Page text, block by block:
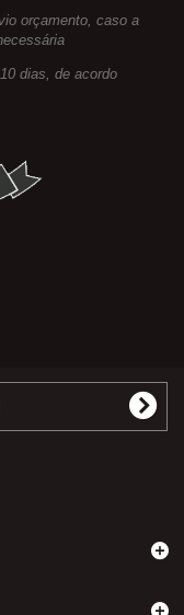
orçamento, caso a
dias, de acordo